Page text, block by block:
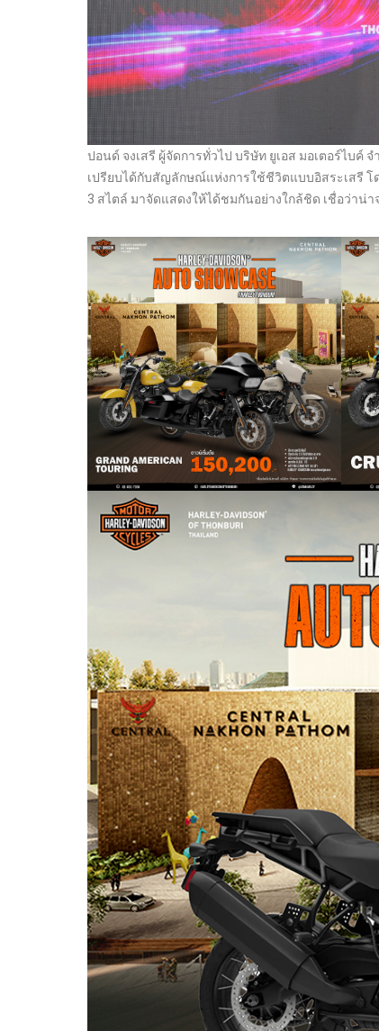
ปอนด์ จงเสรี ผู้จัดการทั่วไป บริษัท ยูเอส มอเตอร์ไบค์
เปรียบได้กับสัญลักษณ์แห่งการใช้ชีวิตแบบอิสระเสรี โ
3 สไตล์ มาจัดแสดงให้ได้ชมกันอย่างใกล้ชิด เชื่อว่าน่